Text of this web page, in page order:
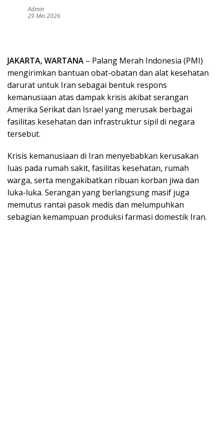
Admin
29 Mei 2026
JAKARTA, WARTANA – Palang Merah Indonesia (PMI)
mengirimkan bantuan obat-obatan dan alat kesehatan
darurat untuk Iran sebagai bentuk respons
kemanusiaan atas dampak krisis akibat serangan
Amerika Serikat dan Israel yang merusak berbagai
fasilitas kesehatan dan infrastruktur sipil di negara
tersebut.
Krisis kemanusiaan di Iran menyebabkan kerusakan
luas pada rumah sakit, fasilitas kesehatan, rumah
warga, serta mengakibatkan ribuan korban jiwa dan
luka-luka. Serangan yang berlangsung masif juga
memutus rantai pasok medis dan melumpuhkan
sebagian kemampuan produksi farmasi domestik Iran.